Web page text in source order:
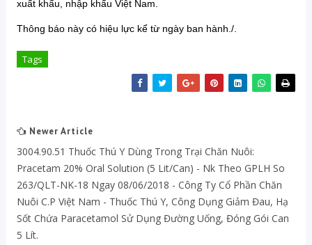
xuất khẩu, nhập khẩu Việt Nam.
Thông báo này có hiệu lực kể từ ngày ban hành./.
Tags
Newer Article
3004.90.51 Thuốc Thú Y Dùng Trong Trại Chăn Nuôi:
Pracetam 20% Oral Solution (5 Lit/can) - Nk Theo GPLH So
263/QLT-NK-18 Ngay 08/06/2018 - Công Ty Cổ Phần Chăn
Nuôi C.P Việt Nam - Thuốc Thú Y, Công Dụng Giảm Đau, Hạ
Sốt Chứa Paracetamol Sử Dụng Đường Uống, Đóng Gói Can
5 Lít.